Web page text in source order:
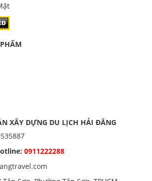
XÂY DỰNG DU LỊCH HẢI ĐĂNG
0911222288